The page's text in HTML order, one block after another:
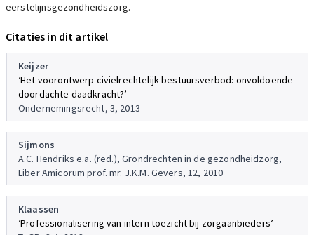
eerstelijnsgezondheidszorg.
Citaties in dit artikel
Keijzer
‘Het voorontwerp civielrechtelijk bestuursverbod: onvoldoende
doordachte daadkracht?’
Ondernemingsrecht, 3, 2013
Sijmons
A.C. Hendriks e.a. (red.), Grondrechten in de gezondheidzorg,
Liber Amicorum prof. mr. J.K.M. Gevers, 12, 2010
Klaassen
‘Professionalisering van intern toezicht bij zorgaanbieders’